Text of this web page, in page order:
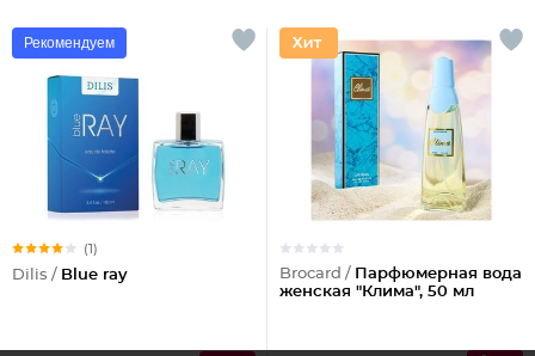
Рекомендуем
(1)
Dilis / Blue ray Brocard / Парфюмерная вода
женская "Клима", 50 мл